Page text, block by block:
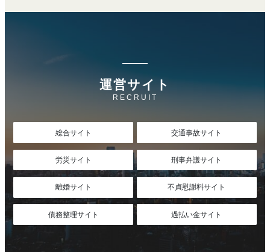
運営サイト
RECRUIT
総合サイト 交通事故サイト
労災サイト 刑事弁護サイト
離婚サイト 不貞慰謝料サイト
債務整理サイト 過払い金サイト